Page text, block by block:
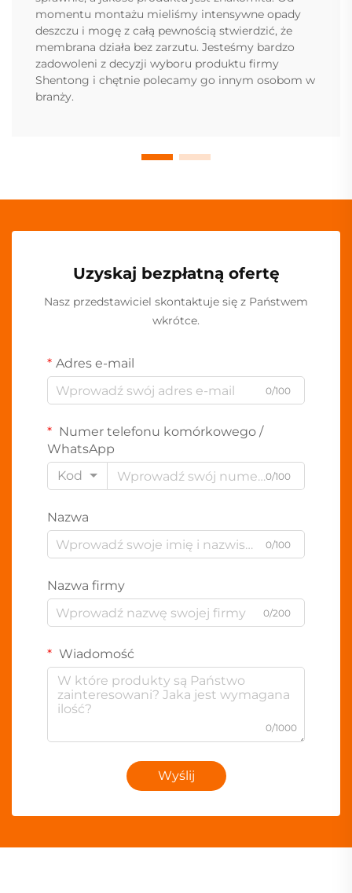
momentu montażu mieliśmy intensywne opady
deszczu i mogę z całą pewnością stwierdzić, że
membrana działa bez zarzutu. Jesteśmy bardzo
zadowoleni z decyzji wyboru produktu firmy
Shentong i chętnie polecamy go innym osobom w
branży.
Uzyskaj bezpłatną ofertę
Nasz przedstawiciel skontaktuje się z Państwem
wkrótce.
Adres e-mail
0/100
Numer telefonu komórkowego /
WhatsApp
Kod
0/100
Nazwa
0/100
Nazwa firmy
0/200
Wiadomość
0/1000
Wyślij